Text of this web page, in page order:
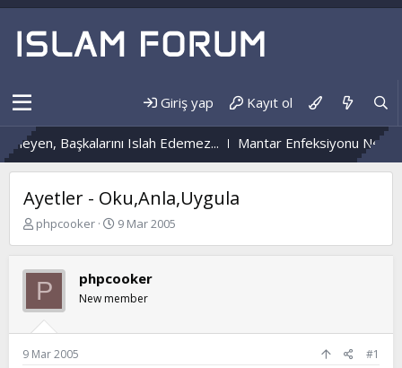
Giriş yap Kayıt ol
Başkalarını Islah Edemez... Mantar Enfeksiyonu Nedir?
Ayetler - Oku,Anla,Uygula
K
b
u
y
u
b
a
phpcooker
B
a
n
ı
9 Mar 2005
P phpcooker
New member
9 Mar 2005 #1